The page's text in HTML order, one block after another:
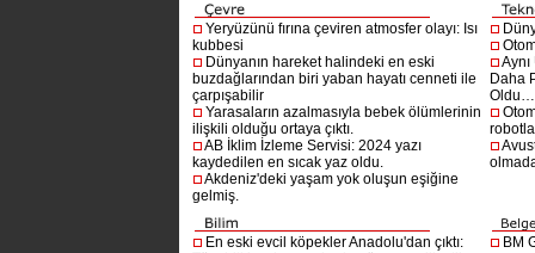
Yeryüzünü fırına çeviren atmosfer olayı: Isı
kubbesi
Dünyanın hareket halindeki en eski
buzdağlarından biri yaban hayatı cenneti ile
çarpışabilir
Yarasaların azalmasıyla bebek ölümlerinin
ilişkili olduğu ortaya çıktı.
AB İklim İzleme Servisi: 2024 yazı
kaydedilen en sıcak yaz oldu.
Akdeniz'deki yaşam yok oluşun eşiğine
gelmiş.
Daha
Oldu…
En eski evcil köpekler Anadolu'dan çıktı:
BM